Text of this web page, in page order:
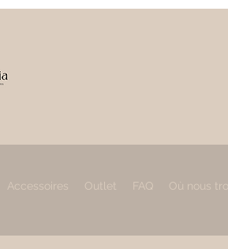
Accessoires Outlet FAQ Où nous